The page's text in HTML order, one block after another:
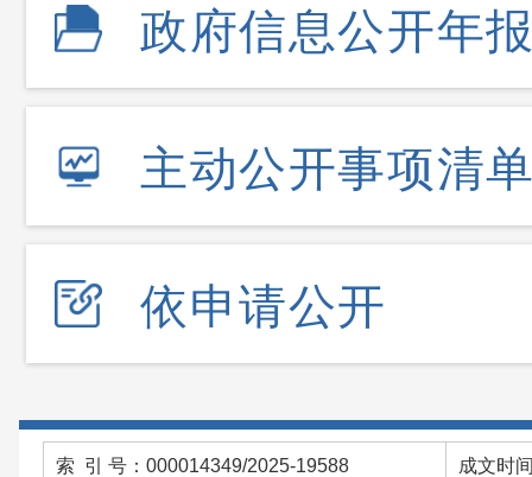
政府信息公开年
主动公开事项清
依申请公开
索 引 号：000014349/2025-19588 成文时